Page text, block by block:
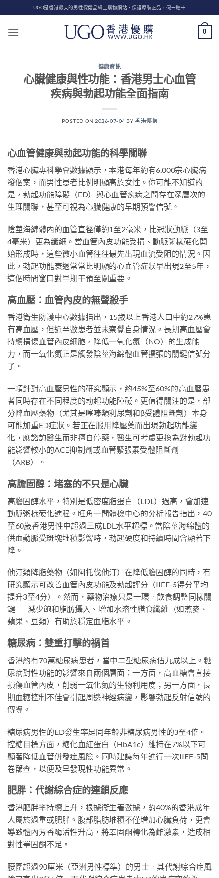
to
content
UGO是香港最大的男性保健品網上購物網站、保證原裝正品，假一賠十
0
健康資訊
心臟健康與性功能：香港男士心血管
疾病與勃起功能全面指南
POSTED ON 2026-07-04 BY香港優購
心血管健康與勃起功能的科學關聯
香港心臟專科學會數據顯示，本港每年約有6,000宗心臟病
發個案，而男性患者比例明顯高於女性。你可能不知道的
是，勃起功能障礙（ED）與心血管疾病之間存在深層次的
生理關聯，甚至可視為心臟健康的早期預警信號。
陰莖海綿體內的血管直徑僅約1至2毫米，比冠狀動脈（3至
4毫米）更為纖細。當血管內皮功能受損、動脈粥樣硬化開
始形成時，這些微小血管往往最先出現血流受阻的情況。因
此，勃起功能衰退常常比明顯的心血管症狀早出現2至5年，
這個時間窗口對早期干預至關重要。
高血壓：血管內皮的無聲殺手
香港衛生防護中心數據指出，15歲以上香港人口中約27%患
有高血壓，但近半數患者並未察覺自身情況。長期高血壓會
持續損傷血管內皮細胞，降低一氧化氮（NO）的生成能
力，而一氧化氮正是觸發陰莖海綿體血管擴張的關鍵信號分
子。
一項針對高血壓男性的研究顯示，約45%至60%的高血壓患
者同時存在不同程度的勃起功能障礙。更值得關注的是，部
分降血壓藥物（尤其是噻嗪類利尿劑和β受體阻斷劑）本身
可能加重ED症狀。若正在服用降壓藥而出現勃起功能變
化，應諮詢醫生而非擅自停藥，醫生可考慮更換為對勃起功
能影響較小的ACE抑制劑或血管緊張素受體阻斷劑
（ARB）。
高膽固醇：堵塞的不只是心臟
高膽固醇水平，特別是低密度脂蛋白（LDL）過高，會加速
動脈粥樣硬化進程。旺角一間體檢中心的分析報告指出，40
至60歲香港男性中超過三成LDL水平超標。當陰莖海綿體的
供血動脈受斑塊堆積影響時，勃起硬度和持續時間會顯著下
降。
他汀類降脂藥物（如阿托伐他汀）在降低膽固醇的同時，有
研究顯示可改善血管內皮功能及勃起評分（IIEF-5得分平均
提升3至4分）。然而，藥物治療只是一環，飲食調整同樣關
鍵——減少飽和脂肪攝入、增加水溶性膳食纖維（如燕麥、
蘋果、豆類）有助於穩定血脂水平。
糖尿病：雙重打擊的禍首
香港約有70萬糖尿病患者，當中二型糖尿病佔九成以上。糖
尿病對性功能的影響來自兩個層面：一方面，高血糖會直接
損傷血管內皮，削弱一氧化氮的生物利用度；另一方面，長
期血糖控制不佳會引起周邊神經病變，影響勃起反射信號的
傳導。
糖尿病男性的ED發生率是同年齡非糖尿病男性的3至4倍。
控糖目標方面，糖化血紅蛋白（HbA1c）維持在7%以下可
顯著降低血管併發症風險。同時建議每年進行一次IIEF-5問
卷篩查，以便及早發現性功能異常。
肥胖：代謝綜合症的連鎖反應
香港肥胖率持續上升，根據衞生署數據，約40%的香港成年
人屬於過重或肥胖。腹部脂肪堆積不僅增加心臟負荷，更會
導致體內芳香酶活性升高，將睪固酮轉化為雌激素，造成相
對性睪固酮不足。
腰圍超過90厘米（亞洲男性標準）的男士，其代謝綜合症風